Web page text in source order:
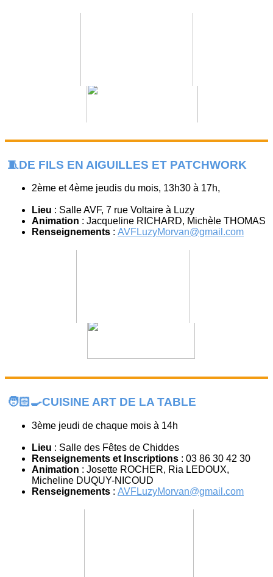
🧵DE FILS EN AIGUILLES ET PATCHWORK
2ème et 4ème jeudis du mois, 13h30 à 17h,
Lieu : Salle AVF, 7 rue Voltaire à Luzy
Animation : Jacqueline RICHARD, Michèle THOMAS
Renseignements : AVFLuzyMorvan@gmail.com
🧑🏻🍳CUISINE ART DE LA TABLE
3ème jeudi de chaque mois à 14h
Lieu : Salle des Fêtes de Chiddes
Renseignements et Inscriptions : 03 86 30 42 30
Animation : Josette ROCHER, Ria LEDOUX,
Micheline DUQUY-NICOUD
Renseignements : AVFLuzyMorvan@gmail.com